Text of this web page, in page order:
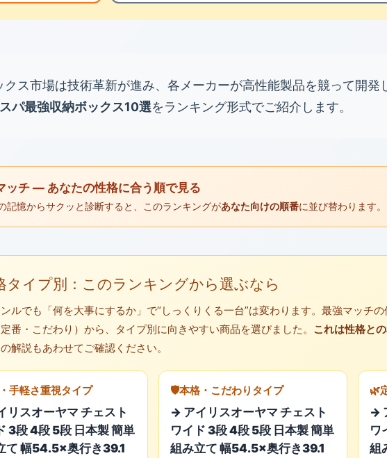
ス市場は技術革新が進み、各メーカーが高性能製品を競って開発
パ最強収納ボックス10選をランキング形式でご紹介します。
ッチ — あなたの性格に合う順で見る
記憶からサクッと診断すると、このランキングがあなた向けの順番に並び替わります。
タイプ別：このランキングから選ぶなら
ルでも「何を大事にするか」で“しっくりくる一台”は変わります。最強マッチ
番・こだわり）から、タイプ別に向きやすい商品を選びました。 これは性格と
解説もあわせてご確認ください。
手軽さ重視タイプ
リスオーヤマ チェスト
3段 4段 5段 日本製 簡単
て 幅54.5×奥行き39.1
🛡️本格・こだわりタイプ
→ アイリスオーヤマ チェスト
ワイド 3段 4段 5段 日本製 簡単
組み立て 幅54.5×奥行き39.1
🌿
→
ワ
組